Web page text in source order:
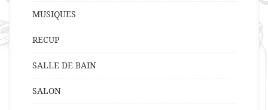
MUSIQUES
RECUP
SALLE DE BAIN
SALON